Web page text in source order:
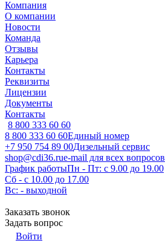
Компания
О компании
Новости
Команда
Отзывы
Карьера
Контакты
Реквизиты
Лицензии
Документы
Контакты
8 800 333 60 60
8 800 333 60 60Единый номер
+7 950 754 89 00Дизельный сервис
shop@cdi36.rue-mail для всех вопросов
График работыПн - Пт: с 9.00 до 19.00
Сб - с 10.00 до 17.00
Вс: - выходной
Заказать звонок
Задать вопрос
Войти